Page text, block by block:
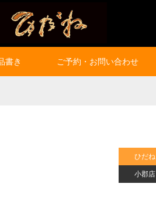
書き ご予約・お問い合わせ
ひだね
小郡店